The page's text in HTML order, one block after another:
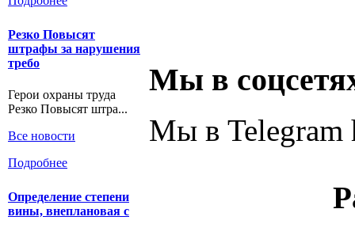
Резко Повысят
штрафы за нарушения
требо
Герои охраны труда
Резко Повысят штра...
Все новости
Подробнее
Определение степени
вины, внеплановая с
Мы в
Мы в Telegram